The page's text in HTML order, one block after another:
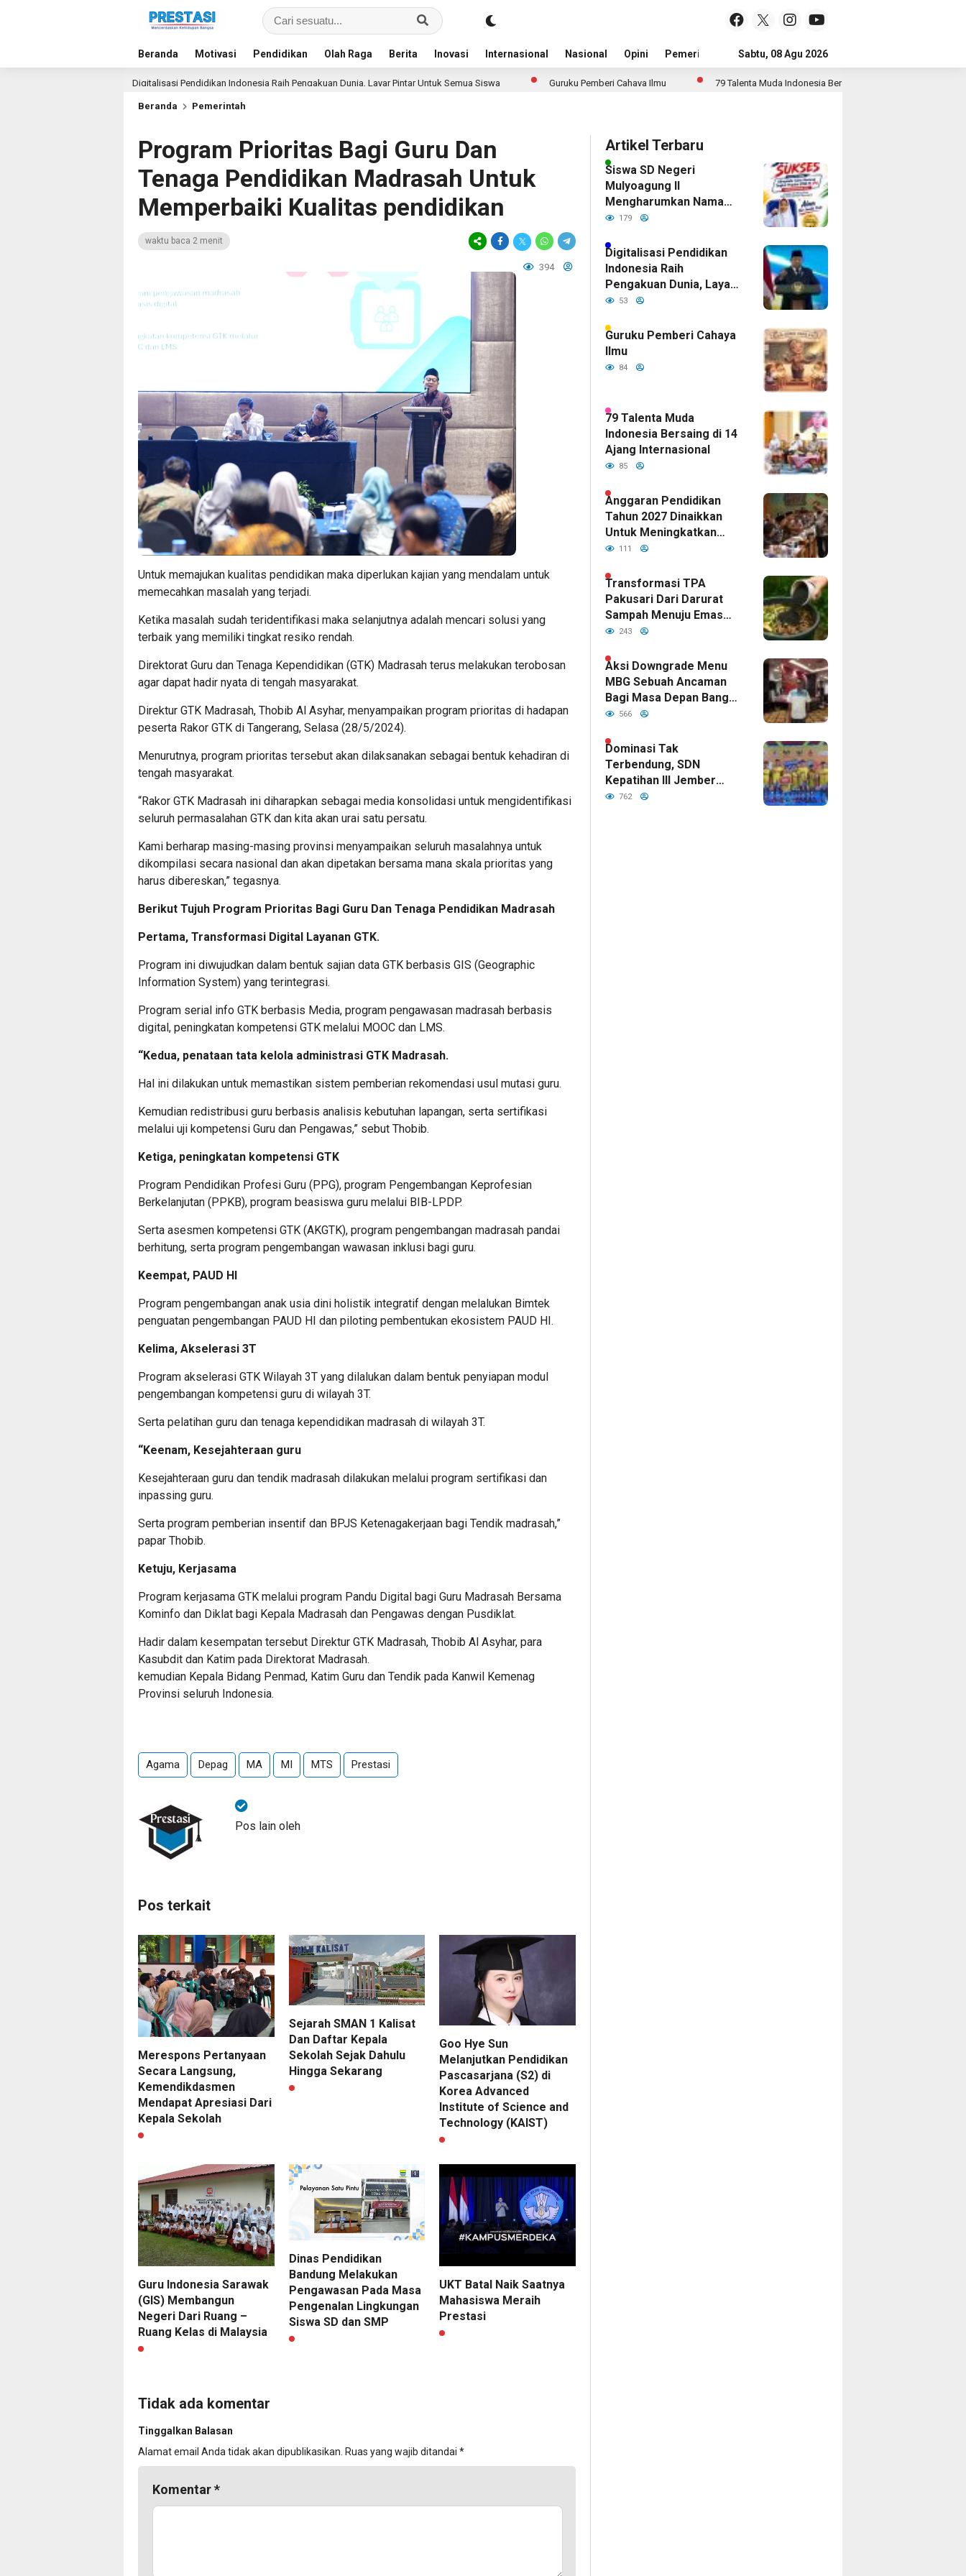
Beranda Motivasi Pendidikan Olah Raga Berita Inovasi Internasional Nasional Opini Pemerintah Sejarah Dan Budaya
Sabtu, 08 Agu 2026
Digitalisasi Pendidikan Indonesia Raih Pengakuan Dunia, Layar Pintar Untuk Semua Siswa Guruku Pemberi Cahaya Ilmu 79 Talenta Muda Indonesia Bersaing di 14 Ajang Internasional
Beranda Pemerintah
Program Prioritas Bagi Guru Dan
Tenaga Pendidikan Madrasah Untuk
Memperbaiki Kualitas pendidikan
waktu baca 2 menit
394
Untuk memajukan kualitas pendidikan maka diperlukan kajian yang mendalam untuk
memecahkan masalah yang terjadi.
Ketika masalah sudah teridentifikasi maka selanjutnya adalah mencari solusi yang
terbaik yang memiliki tingkat resiko rendah.
Direktorat Guru dan Tenaga Kependidikan (GTK) Madrasah terus melakukan terobosan
agar dapat hadir nyata di tengah masyarakat.
Direktur GTK Madrasah, Thobib Al Asyhar, menyampaikan program prioritas di hadapan
peserta Rakor GTK di Tangerang, Selasa (28/5/2024).
Menurutnya, program prioritas tersebut akan dilaksanakan sebagai bentuk kehadiran di
tengah masyarakat.
“Rakor GTK Madrasah ini diharapkan sebagai media konsolidasi untuk mengidentifikasi
seluruh permasalahan GTK dan kita akan urai satu persatu.
Kami berharap masing-masing provinsi menyampaikan seluruh masalahnya untuk
dikompilasi secara nasional dan akan dipetakan bersama mana skala prioritas yang
harus dibereskan,” tegasnya.
Berikut Tujuh Program Prioritas Bagi Guru Dan Tenaga Pendidikan Madrasah
Pertama, Transformasi Digital Layanan GTK.
Program ini diwujudkan dalam bentuk sajian data GTK berbasis GIS (Geographic
Information System) yang terintegrasi.
Program serial info GTK berbasis Media, program pengawasan madrasah berbasis
digital, peningkatan kompetensi GTK melalui MOOC dan LMS.
“Kedua, penataan tata kelola administrasi GTK Madrasah.
Hal ini dilakukan untuk memastikan sistem pemberian rekomendasi usul mutasi guru.
Kemudian redistribusi guru berbasis analisis kebutuhan lapangan, serta sertifikasi
melalui uji kompetensi Guru dan Pengawas,” sebut Thobib.
Ketiga, peningkatan kompetensi GTK
Program Pendidikan Profesi Guru (PPG), program Pengembangan Keprofesian
Berkelanjutan (PPKB), program beasiswa guru melalui BIB-LPDP.
Serta asesmen kompetensi GTK (AKGTK), program pengembangan madrasah pandai
berhitung, serta program pengembangan wawasan inklusi bagi guru.
Keempat, PAUD HI
Program pengembangan anak usia dini holistik integratif dengan melalukan Bimtek
penguatan pengembangan PAUD HI dan piloting pembentukan ekosistem PAUD HI.
Kelima, Akselerasi 3T
Program akselerasi GTK Wilayah 3T yang dilalukan dalam bentuk penyiapan modul
pengembangan kompetensi guru di wilayah 3T.
Serta pelatihan guru dan tenaga kependidikan madrasah di wilayah 3T.
“Keenam, Kesejahteraan guru
Kesejahteraan guru dan tendik madrasah dilakukan melalui program sertifikasi dan
inpassing guru.
Serta program pemberian insentif dan BPJS Ketenagakerjaan bagi Tendik madrasah,”
papar Thobib.
Ketuju, Kerjasama
Program kerjasama GTK melalui program Pandu Digital bagi Guru Madrasah Bersama
Kominfo dan Diklat bagi Kepala Madrasah dan Pengawas dengan Pusdiklat.
Hadir dalam kesempatan tersebut Direktur GTK Madrasah, Thobib Al Asyhar, para
Kasubdit dan Katim pada Direktorat Madrasah.
kemudian Kepala Bidang Penmad, Katim Guru dan Tendik pada Kanwil Kemenag
Provinsi seluruh Indonesia.
Agama Depag MA MI MTS Prestasi
Pos lain oleh
Pos terkait
Merespons Pertanyaan
Secara Langsung,
Kemendikdasmen
Mendapat Apresiasi Dari
Kepala Sekolah
Sejarah SMAN 1 Kalisat
Dan Daftar Kepala
Sekolah Sejak Dahulu
Hingga Sekarang
Goo Hye Sun
Melanjutkan Pendidikan
Pascasarjana (S2) di
Korea Advanced
Institute of Science and
Technology (KAIST)
Guru Indonesia Sarawak
(GIS) Membangun
Negeri Dari Ruang –
Ruang Kelas di Malaysia
Dinas Pendidikan
Bandung Melakukan
Pengawasan Pada Masa
Pengenalan Lingkungan
Siswa SD dan SMP
UKT Batal Naik Saatnya
Mahasiswa Meraih
Prestasi
Tidak ada komentar
Tinggalkan Balasan
Alamat email Anda tidak akan dipublikasikan. Ruas yang wajib ditandai *
Komentar*
Artikel Terbaru
Siswa SD Negeri
Mulyoagung II
Mengharumkan Nama
Bojonegoro Dengan
179
Digitalisasi Pendidikan
Indonesia Raih
Pengakuan Dunia, Layar
Pintar Untuk Semua
53
Guruku Pemberi Cahaya
Ilmu
84
79 Talenta Muda
Indonesia Bersaing di 14
Ajang Internasional
85
Anggaran Pendidikan
Tahun 2027 Dinaikkan
Untuk Meningkatkan
Kualitas Anak Bangsa,
DPR RI
111
Transformasi TPA
Pakusari Dari Darurat
Sampah Menuju Emas
Hijau di Era
Fawait
243
Aksi Downgrade Menu
MBG Sebuah Ancaman
Bagi Masa Depan Bangsa
Indonesia
566
Dominasi Tak
Terbendung, SDN
Kepatihan III Jember
Pertahankan Gelar
762